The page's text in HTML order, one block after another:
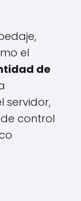
el
de
servidor,
control